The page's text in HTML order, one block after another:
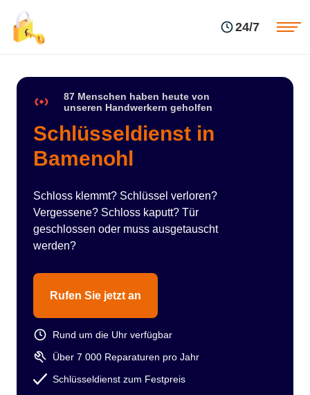
24/7
87 Menschen haben heute von
unseren Handwerkern geholfen
Schlüsseldienst in
Bamenohl
Schloss klemmt? Schlüssel verloren?
Vergessene? Schloss kaputt? Tür
geschlossen oder muss ausgetauscht
werden?
Rufen Sie jetzt an
Rund um die Uhr verfügbar
Über 7 000 Reparaturen pro Jahr
Schlüsseldienst zum Festpreis